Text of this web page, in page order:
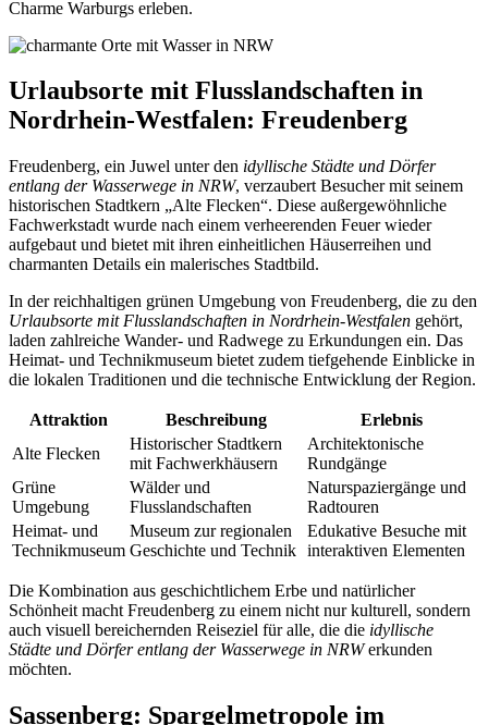
Charme Warburgs erleben.
Urlaubsorte mit Flusslandschaften in
Nordrhein-Westfalen: Freudenberg
Freudenberg, ein Juwel unter den idyllische Städte und Dörfer
entlang der Wasserwege in NRW, verzaubert Besucher mit seinem
historischen Stadtkern „Alte Flecken“. Diese außergewöhnliche
Fachwerkstadt wurde nach einem verheerenden Feuer wieder
aufgebaut und bietet mit ihren einheitlichen Häuserreihen und
charmanten Details ein malerisches Stadtbild.
In der reichhaltigen grünen Umgebung von Freudenberg, die zu den
Urlaubsorte mit Flusslandschaften in Nordrhein-Westfalen gehört,
laden zahlreiche Wander- und Radwege zu Erkundungen ein. Das
Heimat- und Technikmuseum bietet zudem tiefgehende Einblicke in
die lokalen Traditionen und die technische Entwicklung der Region.
Attraktion Beschreibung
Erlebnis
Alte Flecken
Historischer Stadtkern
mit Fachwerkhäusern
Architektonische
Rundgänge
Grüne
Umgebung
Wälder und
Flusslandschaften
Naturspaziergänge und
Radtouren
Heimat- und
Technikmuseum
Museum zur regionalen
Geschichte und Technik
Edukative Besuche mit
interaktiven Elementen
Die Kombination aus geschichtlichem Erbe und natürlicher
Schönheit macht Freudenberg zu einem nicht nur kulturell, sondern
auch visuell bereichernden Reiseziel für alle, die die idyllische
Städte und Dörfer entlang der Wasserwege in NRWerkunden
möchten.
Sassenberg: Spargelmetropole im